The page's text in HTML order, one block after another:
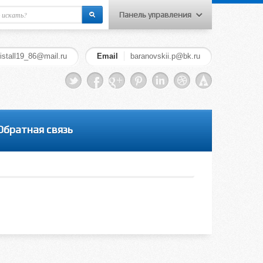
пользователя
Вход на сайт
Панель управления
Email baranovskii.p@bk.ru
связь